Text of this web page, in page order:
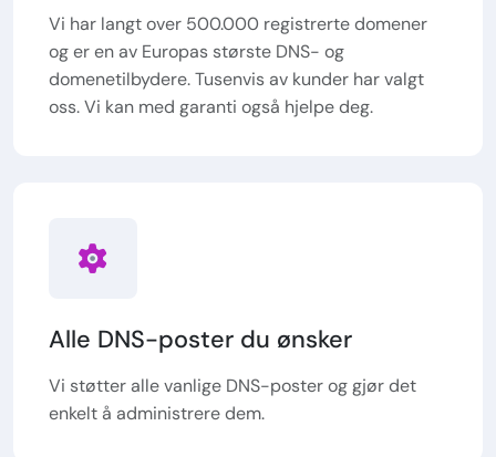
Vi har langt over 500.000 registrerte domener
og er en av Europas største DNS- og
domenetilbydere. Tusenvis av kunder har valgt
oss. Vi kan med garanti også hjelpe deg.
Alle DNS-poster du ønsker
Vi støtter alle vanlige DNS-poster og gjør det
enkelt å administrere dem.